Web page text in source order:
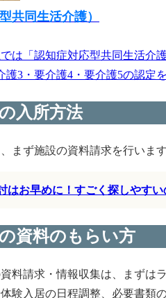
共同生活介護）
は「認知症対応型共同生活
護3・要介護4・要介護5の認
入所方法
まず施設の資料請求を行い
はお早めに！すごく探しやす
資料のもらい方
料請求・情報収集は、まずは
験入居の日程調整、必要書類